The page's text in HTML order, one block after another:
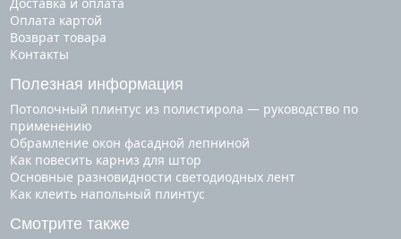
Доставка и оплата
Оплата картой
Возврат товара
Контакты
Полезная информация
Потолочный плинтус из полистирола — руководство по
применению
Обрамление окон фасадной лепниной
Как повесить карниз для штор
Основные разновидности светодиодных лент
Как клеить напольный плинтус
Смотрите также